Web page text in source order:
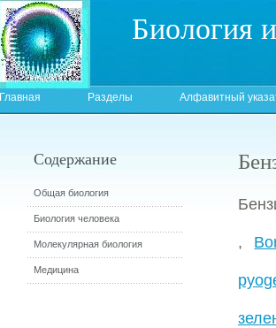
Биология
Главная Разделы Алфавитный
,
Содержание
Общая биология
Биология человека
Молекулярная биология
Медицина